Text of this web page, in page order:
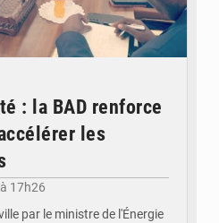
: la BAD renforce
les
17h26
par le ministre de l'Énergie